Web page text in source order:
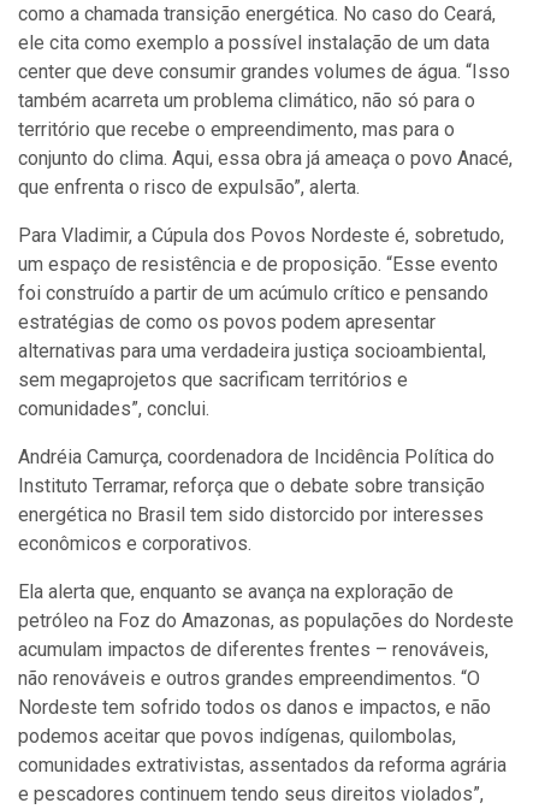
como a chamada transição energética. No caso do Ceará,
ele cita como exemplo a possível instalação de um data
center que deve consumir grandes volumes de água. “Isso
também acarreta um problema climático, não só para o
território que recebe o empreendimento, mas para o
conjunto do clima. Aqui, essa obra já ameaça o povo Anacé,
que enfrenta o risco de expulsão”, alerta.
Para Vladimir, a Cúpula dos Povos Nordeste é, sobretudo,
um espaço de resistência e de proposição. “Esse evento
foi construído a partir de um acúmulo crítico e pensando
estratégias de como os povos podem apresentar
alternativas para uma verdadeira justiça socioambiental,
sem megaprojetos que sacrificam territórios e
comunidades”, conclui.
Andréia Camurça, coordenadora de Incidência Política do
Instituto Terramar, reforça que o debate sobre transição
energética no Brasil tem sido distorcido por interesses
econômicos e corporativos.
Ela alerta que, enquanto se avança na exploração de
petróleo na Foz do Amazonas, as populações do Nordeste
acumulam impactos de diferentes frentes – renováveis,
não renováveis e outros grandes empreendimentos. “O
Nordeste tem sofrido todos os danos e impactos, e não
podemos aceitar que povos indígenas, quilombolas,
comunidades extrativistas, assentados da reforma agrária
e pescadores continuem tendo seus direitos violados”,